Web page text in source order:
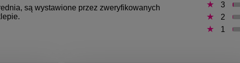
są wystawione przez zweryfikowanych
3
2
1